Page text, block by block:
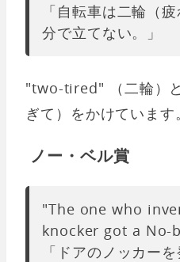
「自転車は二輪（
分で立てない。」
"two-tired" （二輪）
ぎて）をかけています。
ノー・ベル賞
"The one who
knocker got a No-
「ドアのノッカー